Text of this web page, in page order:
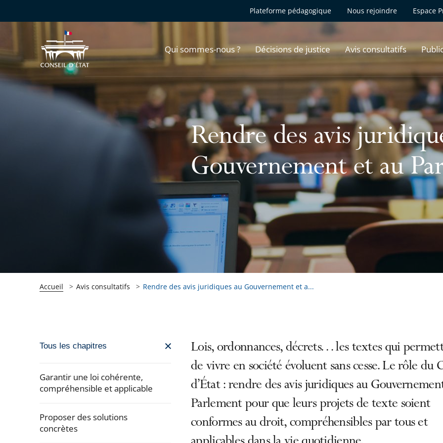
Plateforme pédagogique Nous rejoindre Espace
Qui sommes-nous ? Décisions de justice Avis consultatifs
Rendre des avis
Gouvernement et au
Accueil Avis consultatifs Rendre des avis juridiques au Gouvernement et a...
Passer
navigation
de
pour
arriver
Tous les chapitres
Garantir une loi cohérente,
compréhensible et applicable
Proposer des solutions
concrètes
Lois, ordonnances, décrets… les textes qui
de vivre en société évoluent sans cesse. Le rôle du
d’État : rendre des avis juridiques au
Parlement pour que leurs projets de texte soient
conformes au droit, compréhensibles par tous et